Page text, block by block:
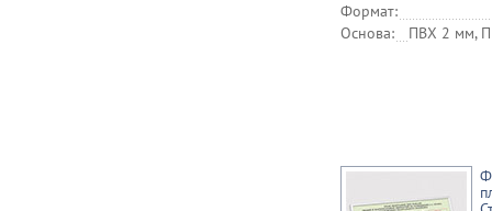
Формат:
Основа:
ПВХ 2 мм,